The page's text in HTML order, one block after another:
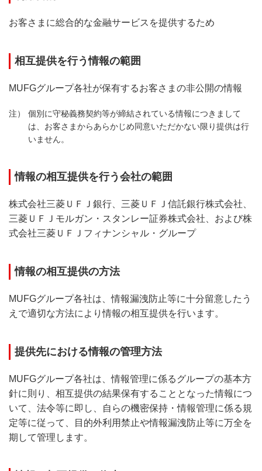
お客さまに総合的な金融サービスを提供するため
相互提供を行う情報の範囲
MUFGグループ各社が保有するお客さまの非公開の情報
個別に守秘義務契約等が締結されている情報につきまして
は、お客さまからあらかじめ同意いただかない限り提供は行
いません。
情報の相互提供を行う会社の範囲
株式会社三菱ＵＦＪ銀行、三菱ＵＦＪ信託銀行株式会社、
三菱ＵＦＪモルガン・スタンレー証券株式会社、および株
式会社三菱ＵＦＪフィナンシャル・グループ
情報の相互提供の方法
MUFGグループ各社は、情報漏洩防止等に十分留意したう
えで適切な方法により情報の相互提供を行います。
提供先における情報の管理方法
MUFGグループ各社は、情報管理に係るグループの基本方
針に則り、相互提供の結果保有することとなった情報につ
いて、法令等に即し、自らの機密保持・情報管理に係る規
定等に従って、目的外利用禁止や情報漏洩防止等に万全を
期して管理します。